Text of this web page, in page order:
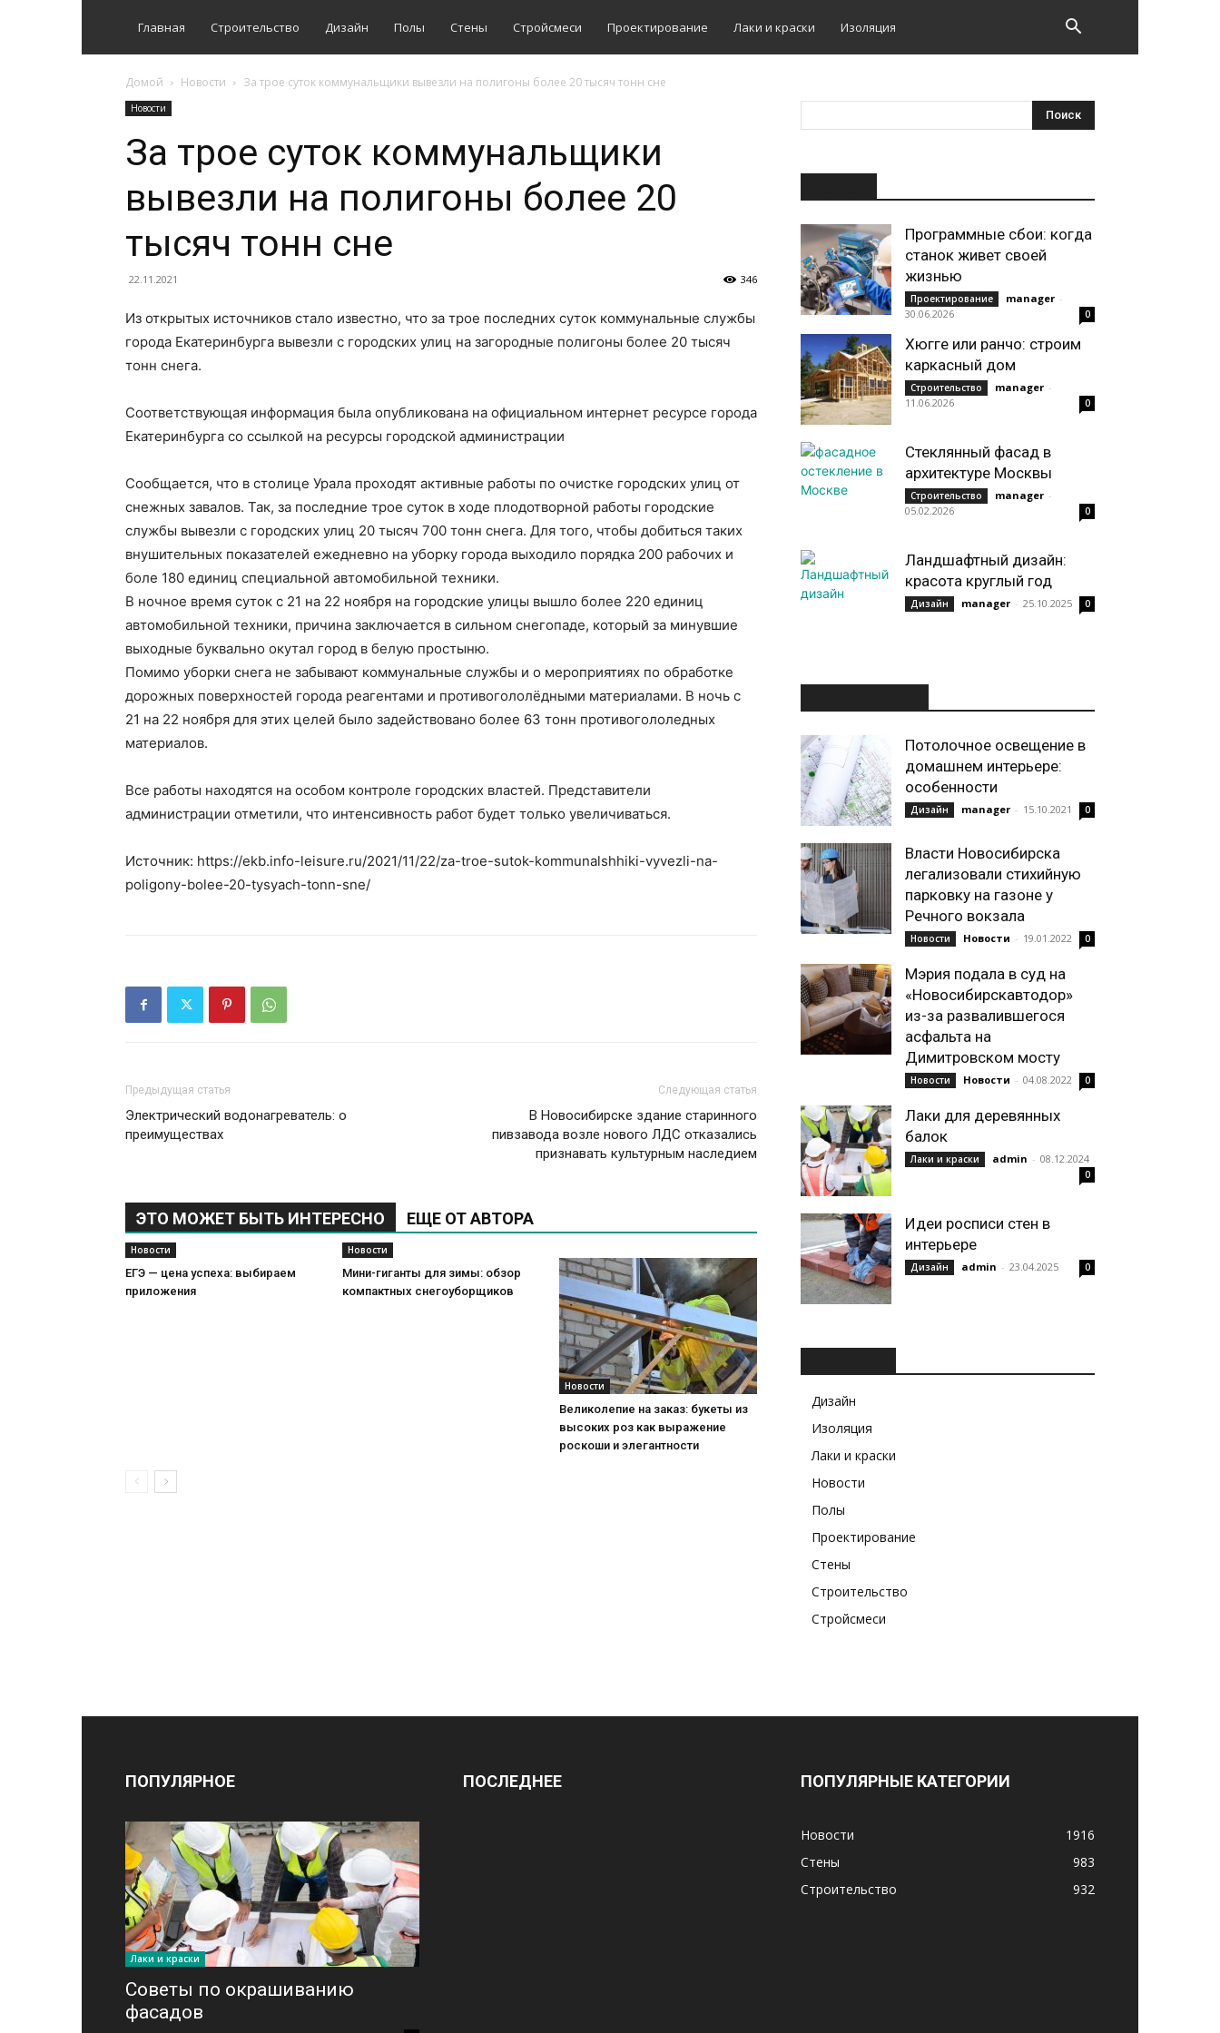
Главная Строительство Дизайн Полы Стены Стройсмеси Проектирование Лаки и краски Изоляция
Домой Новости За трое суток коммунальщики вывезли на полигоны более 20 тысяч тонн сне
Новости
За трое суток коммунальщики
вывезли на полигоны более 20
тысяч тонн сне
22.11.2021 346
Из открытых источников стало известно, что за трое последних суток коммунальные службы
города Екатеринбурга вывезли с городских улиц на загородные полигоны более 20 тысяч
тонн снега.
Соответствующая информация была опубликована на официальном интернет ресурсе города
Екатеринбурга со ссылкой на ресурсы городской администрации
Сообщается, что в столице Урала проходят активные работы по очистке городских улиц от
снежных завалов. Так, за последние трое суток в ходе плодотворной работы городские
службы вывезли с городских улиц 20 тысяч 700 тонн снега. Для того, чтобы добиться таких
внушительных показателей ежедневно на уборку города выходило порядка 200 рабочих и
боле 180 единиц специальной автомобильной техники.
В ночное время суток с 21 на 22 ноября на городские улицы вышло более 220 единиц
автомобильной техники, причина заключается в сильном снегопаде, который за минувшие
выходные буквально окутал город в белую простыню.
Помимо уборки снега не забывают коммунальные службы и о мероприятиях по обработке
дорожных поверхностей города реагентами и противогололёдными материалами. В ночь с
21 на 22 ноября для этих целей было задействовано более 63 тонн противогололедных
материалов.
Все работы находятся на особом контроле городских властей. Представители
администрации отметили, что интенсивность работ будет только увеличиваться.
Источник: https://ekb.info-leisure.ru/2021/11/22/za-troe-sutok-kommunalshhiki-vyvezli-na-
poligony-bolee-20-tysyach-tonn-sne/
Предыдущая статья
Электрический водонагреватель: о
преимуществах
Следующая статья
В Новосибирске здание старинного
пивзавода возле нового ЛДС отказались
признавать культурным наследием
ЭТО МОЖЕТ БЫТЬ ИНТЕРЕСНО ЕЩЕ ОТ АВТОРА
Новости
ЕГЭ — цена успеха: выбираем
приложения
Новости
Мини-гиганты для зимы: обзор
компактных снегоуборщиков
Новости
Великолепие на заказ: букеты из
высоких роз как выражение
роскоши и элегантности
Программные сбои: когда
станок живет своей
жизнью
Проектирование manager -
30.06.2026
0
Хюгге или ранчо: строим
каркасный дом
Строительство manager -
11.06.2026
0
Стеклянный фасад в
архитектуре Москвы
Строительство manager -
05.02.2026
0
Ландшафтный дизайн:
красота круглый год
Дизайн manager - 25.10.2025 0
Потолочное освещение в
домашнем интерьере:
особенности
Дизайн manager - 15.10.2021 0
Власти Новосибирска
легализовали стихийную
парковку на газоне у
Речного вокзала
Новости Новости - 19.01.2022 0
Мэрия подала в суд на
«Новосибирскавтодор»
из-за развалившегося
асфальта на
Димитровском мосту
Новости Новости - 04.08.2022 0
Лаки для деревянных
балок
Лаки и краски admin - 08.12.2024
0
Идеи росписи стен в
интерьере
Дизайн admin - 23.04.2025 0
Дизайн
Изоляция
Лаки и краски
Новости
Полы
Проектирование
Стены
Строительство
Стройсмеси
ПОПУЛЯРНОЕ
Лаки и краски
Советы по окрашиванию
фасадов
ПОСЛЕДНЕЕ ПОПУЛЯРНЫЕ КАТЕГОРИИ
Новости
1916
Стены
983
Строительство
932